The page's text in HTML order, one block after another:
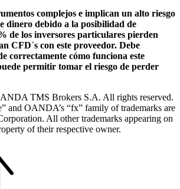
complejos e implican un alto riesgo
dinero debido a la posibilidad de
de los inversores particulares pierden
CFD´s con este proveedor. Debe
correctamente cómo funciona este
permitir tomar el riesgo de perder
TMS Brokers S.A. All rights reserved.
and OANDA’s “fx” family of trademarks are
All other trademarks appearing on
of their respective owner.